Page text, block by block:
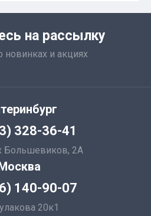
на рассылку
новинках и акциях
328-36-41
Большевиков, 2А
140-90-07
20к1